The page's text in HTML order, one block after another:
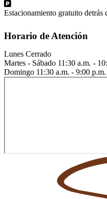
Estacionamiento gratuito detrás
Horario de Atención
Lunes Cerrado
Martes - Sábado 11:30 a.m. -
Domingo 11:30 a.m. - 9:00 p.m.